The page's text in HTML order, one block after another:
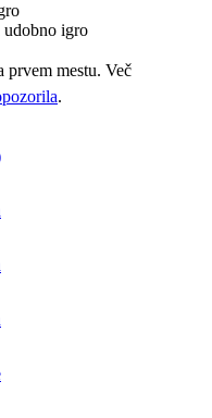
udobno igro
mestu. Več
.